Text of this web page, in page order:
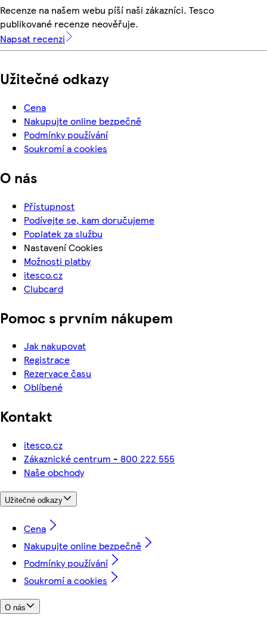
Recenze na našem webu píší naši zákazníci. Tesco
publikované recenze neověřuje.
Napsat recenzi
Užitečné odkazy
Cena
Nakupujte online bezpečně
Podmínky používání
Soukromí a cookies
O nás
Přístupnost
Podívejte se, kam doručujeme
Poplatek za službu
Nastavení Cookies
Možnosti platby
itesco.cz
Clubcard
Pomoc s prvním nákupem
Jak nakupovat
Registrace
Rezervace času
Oblíbené
Kontakt
itesco.cz
Zákaznické centrum - 800 222 555
Naše obchody
Užitečné odkazy
Cena
Nakupujte online bezpečně
Podmínky používání
Soukromí a cookies
O nás